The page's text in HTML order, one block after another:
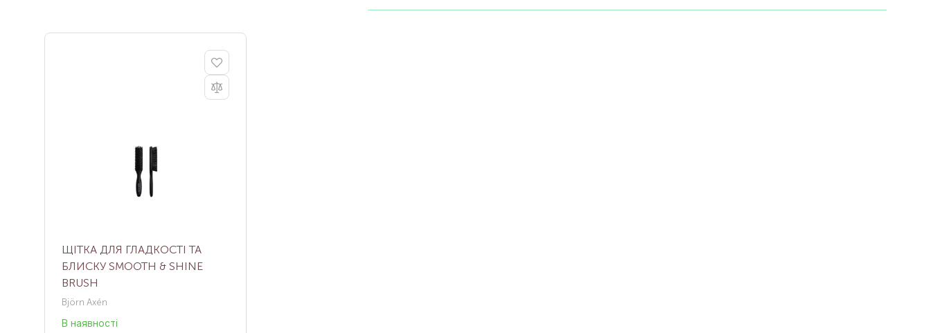
ЩІТКА ДЛЯ ГЛАДКОСТІ ТА
БЛИСКУ SMOOTH & SHINE
BRUSH
Björn Axén
В наявності